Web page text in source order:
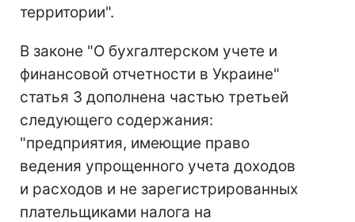
территории".
В законе "О бухгалтерском учете и
финансовой отчетности в Украине"
статья 3 дополнена частью третьей
следующего содержания:
"предприятия, имеющие право
ведения упрощенного учета доходов
и расходов и не зарегистрированных
плательщиками налога на